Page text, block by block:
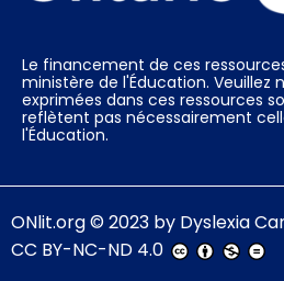
Le financement de ces
ministère de l'Éducation. Veuillez
exprimées dans ces ressources
reflètent pas nécessairement
l'Éducation.
ONlit.org© 2023 by Dyslexia
CC BY-NC-ND 4.0